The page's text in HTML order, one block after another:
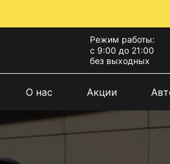
Режим работы:
с 9:00 до 21:00
без выходных
О нас Акции